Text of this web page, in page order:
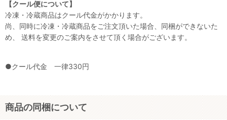
【クール便について】
冷凍・冷蔵商品はクール代金がかかります。
尚、同時に冷凍・冷蔵商品をご注文頂いた場合、同梱ができないた
め、 送料を変更のご案内をさせて頂く場合がございます。
●クール代金 一律330円
商品の同梱について